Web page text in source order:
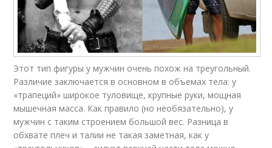
Этот тип фигуры у мужчин очень похож на треугольный.
Различие заключается в основном в объемах тела: у
«трапеций» широкое туловище, крупные руки, мощная
мышечная масса. Как правило (но необязательно), у
мужчин с таким строением большой вес. Разница в
обхвате плеч и талии не такая заметная, как у